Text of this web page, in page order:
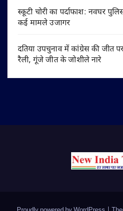
स्कूटी चोरी का पर्दाफाश: नवघर
कई मामले उजागर
दतिया उपचुनाव में कांग्रेस की जीत
रैली, गूंजे जीत के जोशीले नारे